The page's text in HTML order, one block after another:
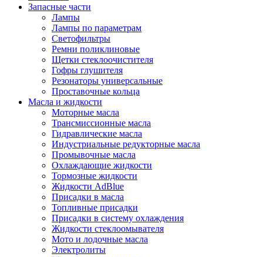
Запасные части
Лампы
Лампы по параметрам
Светофильтры
Ремни поликлиновые
Щетки стеклоочистителя
Гофры глушителя
Резонаторы универсальные
Проставочные кольца
Масла и жидкости
Моторные масла
Трансмиссионные масла
Гидравлические масла
Индустриальные редукторные масла
Промывочные масла
Охлаждающие жидкости
Тормозные жидкости
Жидкости AdBlue
Присадки в масла
Топливные присадки
Присадки в систему охлаждения
Жидкости стеклоомывателя
Мото и лодочные масла
Электролиты